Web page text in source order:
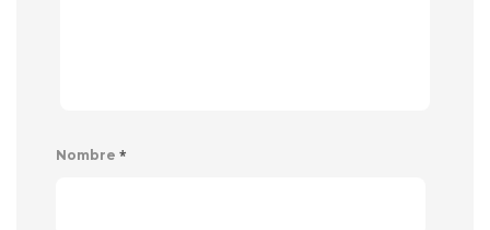
Nombre *